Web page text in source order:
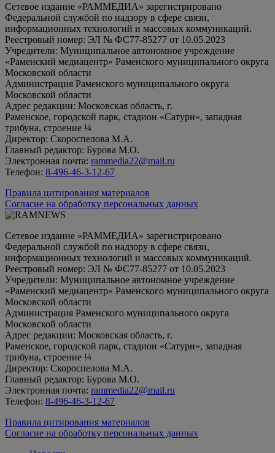
Сетевое издание «РАММЕДИА» зарегистрировано
Федеральной службой по надзору в сфере связи,
информационных технологий и массовых коммуникаций.
Реестровый номер: ЭЛ № ФС77-85277 от 10.05.2023
Учредители: Муниципальное автономное учреждение
«Раменский медиацентр» Раменского муниципального округа
Московской области
Администрация Раменского муниципального округа
Московской области
Адрес редакции: Московская область, г.
Раменское, городской парк, стадион «Сатурн», западная
трибуна, строение ¼
Директор: Скороспелова М.А.
Главный редактор: Бурова М.О.
Электронная почта: rammedia22@mail.ru
Телефон: 8-496-46-3-12-67
Правила цитирования материалов
Согласие на обработку персональных данных
Сетевое издание «РАММЕДИА» зарегистрировано
Федеральной службой по надзору в сфере связи,
информационных технологий и массовых коммуникаций.
Реестровый номер: ЭЛ № ФС77-85277 от 10.05.2023
Учредители: Муниципальное автономное учреждение
«Раменский медиацентр» Раменского муниципального округа
Московской области
Администрация Раменского муниципального округа
Московской области
Адрес редакции: Московская область, г.
Раменское, городской парк, стадион «Сатурн», западная
трибуна, строение ¼
Директор: Скороспелова М.А.
Главный редактор: Бурова М.О.
Электронная почта: rammedia22@mail.ru
Телефон: 8-496-46-3-12-67
Правила цитирования материалов
Согласие на обработку персональных данных